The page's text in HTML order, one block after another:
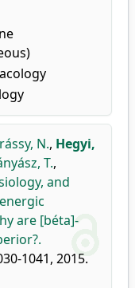
N., Hegyi,
T.,
and
are [béta]-
1041, 2015.